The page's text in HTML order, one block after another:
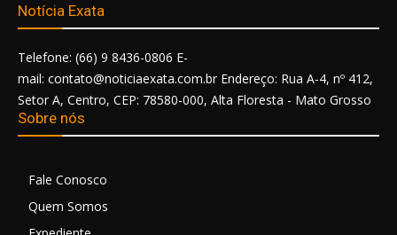
Notícia Exata
Telefone: (66) 9 8436-0806 E-
mail: contato@noticiaexata.com.br Endereço: Rua A-4, nº 412,
Setor A, Centro, CEP: 78580-000, Alta Floresta - Mato Grosso
Sobre nós
Fale Conosco
Quem Somos